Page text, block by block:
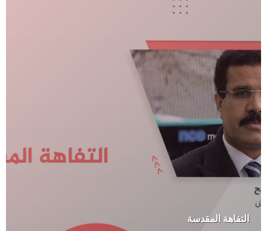
التفاهة المقدسة